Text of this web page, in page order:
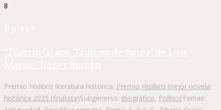
8
P. plebe
"Tiberio Graco. Tribuno de Roma" de Luis
Manuel López Román
Premio Hislibris literatura histórica: Premio Hislibris mejor novela
histórica 2025 (finalista)Subgéneros: Biográfico, PolíticoTemas: